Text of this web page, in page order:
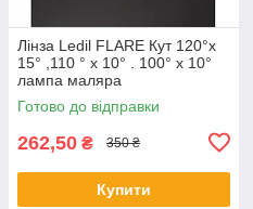
Лінза Ledil FLARE Кут 120°х
15° ,110 ° х 10° . 100° x 10°
лампа маляра
Готово до відправки
262,50 ₴ 350 ₴
Купити